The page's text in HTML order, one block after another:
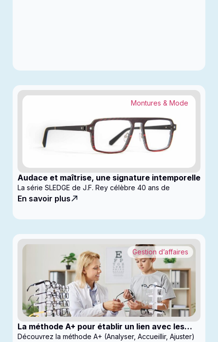
Audace et maîtrise, une signature intemporelle
Montures & Mode
La série SLEDGE de J.F. Rey célèbre 40 ans de
En savoir plus
La méthode A+ pour établir un lien avec les
enfants en clinique
Gestion d’affaires
Découvrez la méthode A+ (Analyser, Accueillir, Ajuster)